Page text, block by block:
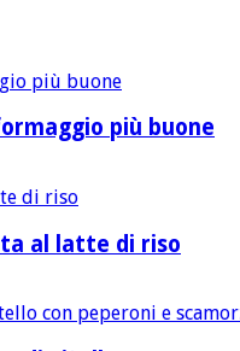
più buone
al latte di riso